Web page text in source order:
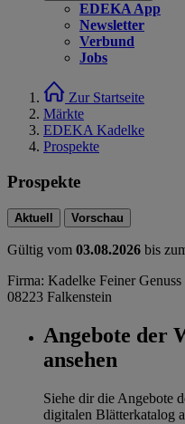
EDEKA App
Newsletter
Verbund
Jobs
Zur Startseite
Märkte
EDEKA Kadelke
Prospekte
Prospekte
Aktuell Vorschau
Gültig vom 03.08.2026 bis
Firma: Kadelke Feiner
08223 Falkenstein
Angebote der
ansehen
Siehe dir die Angebote
digitalen Blätterkatalog